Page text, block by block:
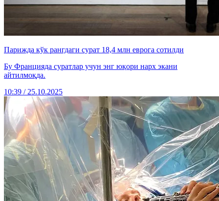
Парижда кўк рангдаги сурат 18,4 млн еврога сотилди
Бу Францияда суратлар учун энг юқори нарх экани
айтилмоқда.
10:39 / 25.10.2025